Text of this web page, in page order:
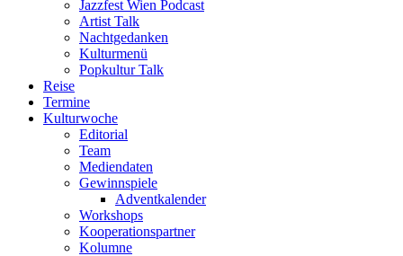
Jazzfest Wien Podcast
Artist Talk
Nachtgedanken
Kulturmenü
Popkultur Talk
Reise
Termine
Kulturwoche
Editorial
Team
Mediendaten
Gewinnspiele
Adventkalender
Workshops
Kooperationspartner
Kolumne